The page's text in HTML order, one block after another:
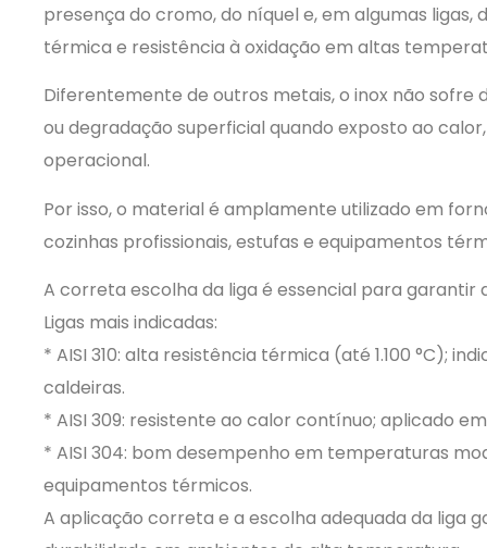
presença do cromo, do níquel e, em algumas
térmica e resistência à oxidação em altas
Diferentemente de outros metais, o inox não sofre
ou degradação superficial quando exposto ao
operacional.
Por isso, o material é amplamente utilizado em
cozinhas profissionais, estufas e equipamentos
A correta escolha da liga é essencial para garantir
Ligas mais indicadas:
* AISI 310: alta resistência térmica (até 1.100 °C);
caldeiras.
* AISI 309: resistente ao calor contínuo; aplicado
* AISI 304: bom desempenho em temperaturas
equipamentos térmicos.
A aplicação correta e a escolha adequada da liga